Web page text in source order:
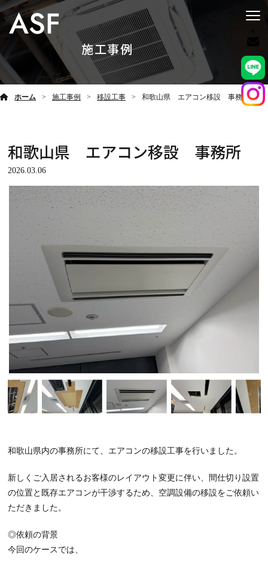
施工事例
ホーム 施工事例 移設工事 和歌山県 エアコン移設 事務所
和歌山県 エアコン移設 事務所
2026.03.06
和歌山県内の事務所にて、エアコンの移設工事を行いました。
新しくご入居されるお客様のレイアウト変更に伴い、間仕切り設置
の位置と既存エアコンが干渉するため、空調設備の移設をご依頼い
ただきました。
◎依頼の背景
今回のケースでは、